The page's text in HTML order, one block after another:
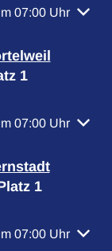
07:00 Uhr
1
07:00 Uhr
1
07:00 Uhr